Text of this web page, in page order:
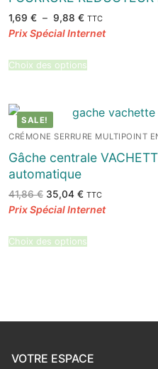
1,69 € – 9,88 €Plage
prix :
9,88 €
TTC
Choix des options
SALE!
CRÉMONE SERRURE MULTIPOINT
Gâche centrale
automatique
41,86€ Le
prix
initial
35,04 €Le
actuel
TTC
Choix des options
VOTRE ESPACE